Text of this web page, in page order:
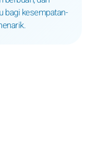
bagi kesempatan-